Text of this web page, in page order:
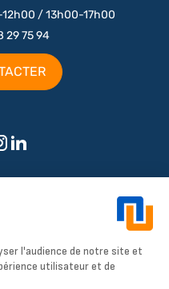
/ 13h00-17h00
29 75 94
/ modèle